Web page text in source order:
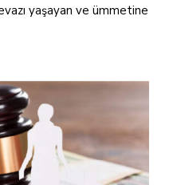
yaşayan ve ümmetine